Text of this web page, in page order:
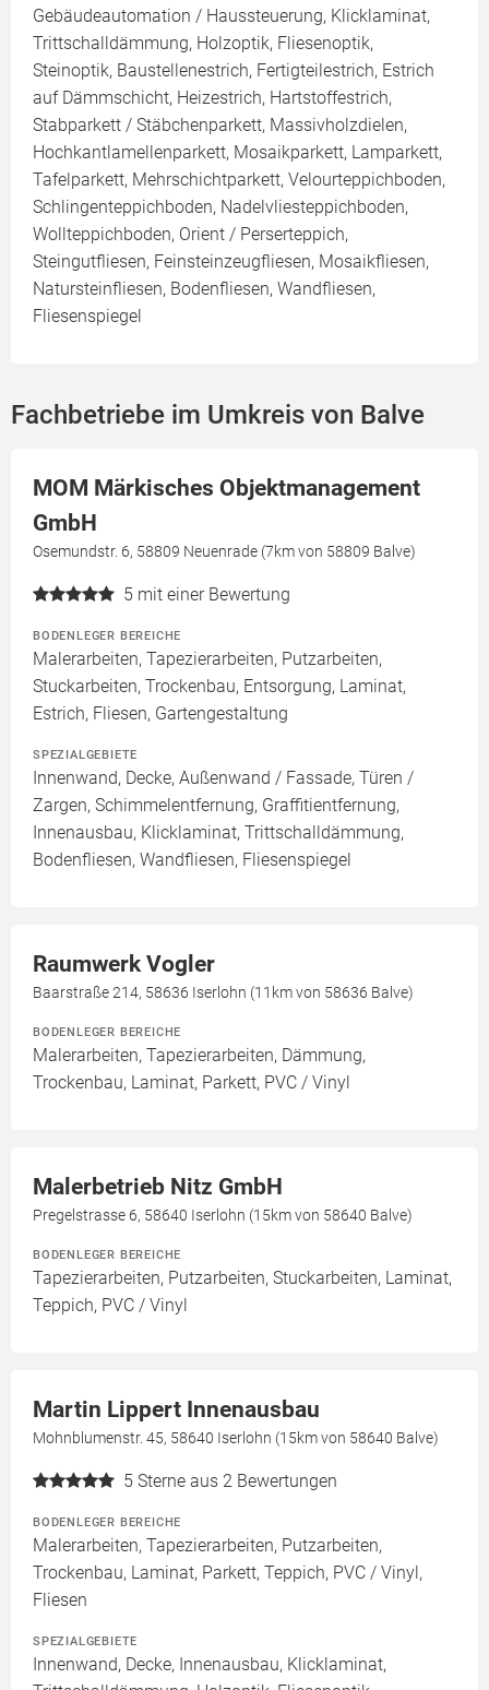
Gebäudeautomation / Haussteuerung, Klicklaminat,
Trittschalldämmung, Holzoptik, Fliesenoptik,
Steinoptik, Baustellenestrich, Fertigteilestrich, Estrich
auf Dämmschicht, Heizestrich, Hartstoffestrich,
Stabparkett / Stäbchenparkett, Massivholzdielen,
Hochkantlamellenparkett, Mosaikparkett, Lamparkett,
Tafelparkett, Mehrschichtparkett, Velourteppichboden,
Schlingenteppichboden, Nadelvliesteppichboden,
Wollteppichboden, Orient / Perserteppich,
Steingutfliesen, Feinsteinzeugfliesen, Mosaikfliesen,
Natursteinfliesen, Bodenfliesen, Wandfliesen,
Fliesenspiegel
Fachbetriebe im Umkreis von Balve
MOM Märkisches Objektmanagement
GmbH
Osemundstr. 6, 58809 Neuenrade (7km von 58809 Balve)
5 mit einer Bewertung
BODENLEGER BEREICHE
Malerarbeiten, Tapezierarbeiten, Putzarbeiten,
Stuckarbeiten, Trockenbau, Entsorgung, Laminat,
Estrich, Fliesen, Gartengestaltung
SPEZIALGEBIETE
Innenwand, Decke, Außenwand / Fassade, Türen /
Zargen, Schimmelentfernung, Graffitientfernung,
Innenausbau, Klicklaminat, Trittschalldämmung,
Bodenfliesen, Wandfliesen, Fliesenspiegel
Raumwerk Vogler
Baarstraße 214, 58636 Iserlohn (11km von 58636 Balve)
BODENLEGER BEREICHE
Malerarbeiten, Tapezierarbeiten, Dämmung,
Trockenbau, Laminat, Parkett, PVC / Vinyl
Malerbetrieb Nitz GmbH
Pregelstrasse 6, 58640 Iserlohn (15km von 58640 Balve)
BODENLEGER BEREICHE
Tapezierarbeiten, Putzarbeiten, Stuckarbeiten, Laminat,
Teppich, PVC / Vinyl
Martin Lippert Innenausbau
Mohnblumenstr. 45, 58640 Iserlohn (15km von 58640 Balve)
5 Sterne aus 2 Bewertungen
BODENLEGER BEREICHE
Malerarbeiten, Tapezierarbeiten, Putzarbeiten,
Trockenbau, Laminat, Parkett, Teppich, PVC / Vinyl,
Fliesen
SPEZIALGEBIETE
Innenwand, Decke, Innenausbau, Klicklaminat,